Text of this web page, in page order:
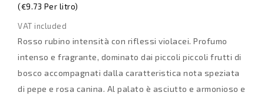
(€9.73 Per litro)
VAT included
Rosso rubino intensità con riflessi violacei. Profumo
intenso e fragrante, dominato dai piccoli piccoli frutti di
bosco accompagnati dalla caratteristica nota speziata
di pepe e rosa canina. Al palato è asciutto e armonioso e